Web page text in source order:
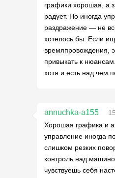
графики хорошая, а
радует. Но иногда
раздражение — не
хотелось бы. Если
времяпровождения,
привыкать к
хотя и есть над чем
annuchka-a155
Хорошая графика и
управление иногда
слишком резких
контроль над
чувствуешь себя